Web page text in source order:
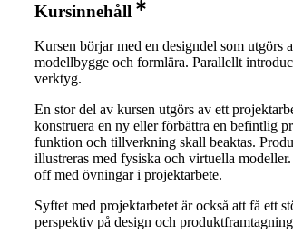
Kursinnehåll
Kursen börjar med en designdel som utgörs
modellbygge och formlära. Parallellt
verktyg.
En stor del av kursen utgörs av ett
konstruera en ny eller förbättra en befintlig
funktion och tillverkning skall beaktas.
illustreras med fysiska och virtuella
off med övningar i projektarbete.
Syftet med projektarbetet är också att få ett
perspektiv på design och